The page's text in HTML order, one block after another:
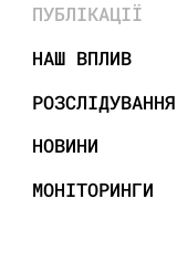
ПУБЛІКАЦІЇ
НАШ ВПЛИВ
РОЗСЛІДУВАННЯ
НОВИНИ
МОНІТОРИНГИ